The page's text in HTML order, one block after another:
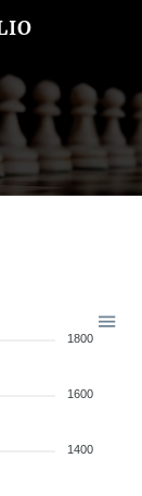
1800
1600
1400